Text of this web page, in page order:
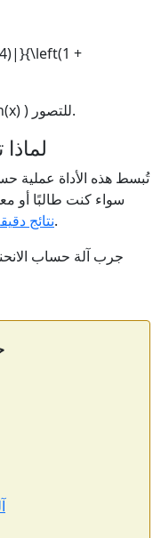
يتم أيضًا عرض رسم بياني لـ ( f(x) = \sin(x) ) للتصور.
تُبسط هذه الأداة عملية
سواء كنت طالبًا أو
نتائج. - شروحات مفصلة. - تمثيلات رسومية.
جرب آلة حساب